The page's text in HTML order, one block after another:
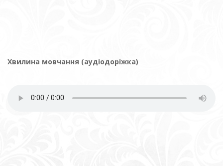
Хвилина мовчання (аудіодоріжка)